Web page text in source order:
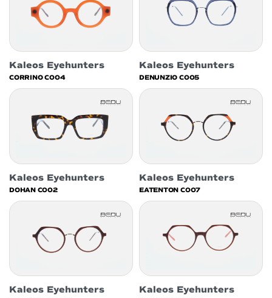
Kaleos Eyehunters
CORRINO C004
Kaleos Eyehunters
DENUNZIO C005
Kaleos Eyehunters
DOHAN C002
Kaleos Eyehunters
EATENTON C007
Kaleos Eyehunters Kaleos Eyehunters